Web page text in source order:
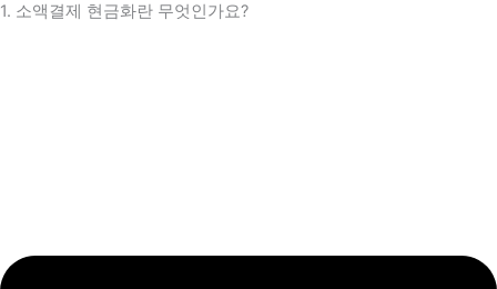
1. 소액결제 현금화란 무엇인가요?